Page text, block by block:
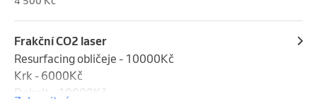
ke každému pacientovi a vždy se snažíme dodržet
objednané časy. Může se však stát, že z různých
důvodů dojde k drobnému zpoždění a váš termín se
posune o několik minut. V takových případech vás
prosíme o shovívavost a pochopení – každému
pacientovi věnujeme maximální péči, protože vaše
Frakční CO2 laser
Resurfacing obličeje - 10000Kč
Krk - 6000Kč
Dekolt - 10000Kč